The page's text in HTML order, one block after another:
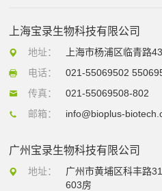
上海宝录生物科技有限公司
地址：
上海市杨浦区临青路
电话：
021-55069502
传真：
021-55069508-802
邮箱：
info@bioplus-
广州宝录生物科技有限公司
地址：
广州市黄埔区科丰路
603房